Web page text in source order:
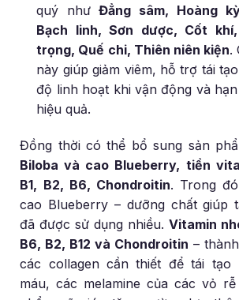
quý như Đẳng sâm, Hoàng
Bạch linh, Sơn dược, Cốt
trọng, Quế chi, Thiên niên kiện.
này giúp giảm viêm, hỗ trợ tái
độ linh hoạt khi vận động và
hiệu quả.
Đồng thời có thể bổ sung sản
Biloba và cao Blueberry, tiền
B1, B2, B6, Chondroitin. Trong
cao Blueberry – dưỡng chất giúp
đã được sử dụng nhiều. Vitamin
B6, B2, B12 và Chondroitin –
các collagen cần thiết để tái tạo
máu, các melamine của các vỏ